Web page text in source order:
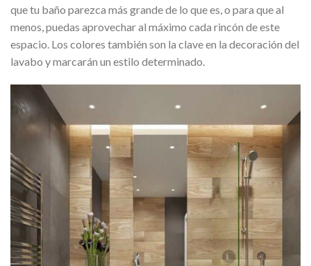
que tu baño parezca más grande de lo que es, o para que al
menos, puedas aprovechar al máximo cada rincón de este
espacio. Los colores también son la clave en la decoración del
lavabo y marcarán un estilo determinado.